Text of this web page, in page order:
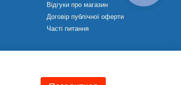
Відгуки про магазин
Договір публічної оферти
Часті питання